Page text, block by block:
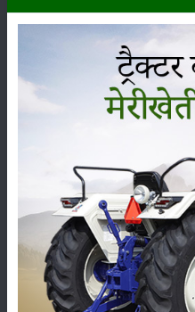
కీటకనాశినులు
యంత్రాలు
సంపాదకీయం